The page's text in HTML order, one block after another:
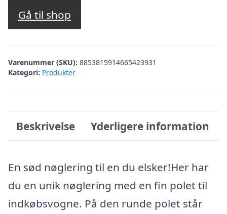
Gå til shop
Varenummer (SKU): 8853815914665423931
Kategori: Produkter
Beskrivelse Yderligere information
En sød nøglering til en du elsker!Her har
du en unik nøglering med en fin polet til
indkøbsvogne. På den runde polet står